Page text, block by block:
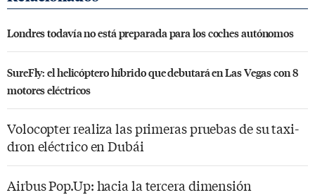
Londres todavía no está preparada para los coches autónomos
SureFly: el helicóptero híbrido que debutará en Las Vegas con 8
motores eléctricos
Volocopter realiza las primeras pruebas de su taxi-
dron eléctrico en Dubái
Airbus Pop.Up: hacia la tercera dimensión